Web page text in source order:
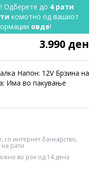
Одберете до 4 рати
комотно од вашиот
овде!
3.990 ден
Напон: 12V Брзина на
Има во пакување
со интернет банкарство,
рати
во рок од 14 дена